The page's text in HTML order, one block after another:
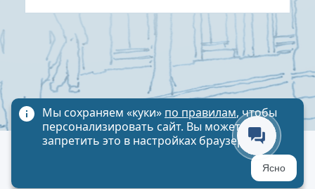
Политика обработки персональных данных
Мы сохраняем «куки» по правилам, чтобы
персонализировать сайт. Вы можете
запретить это в настройках браузера
Ясно